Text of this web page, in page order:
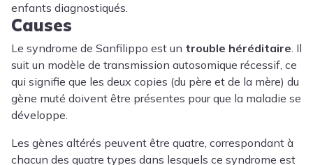
enfants diagnostiqués.
Causes
Le syndrome de Sanfilippo est un trouble héréditaire. Il
suit un modèle de transmission autosomique récessif, ce
qui signifie que les deux copies (du père et de la mère) du
gène muté doivent être présentes pour que la maladie se
développe.
Les gènes altérés peuvent être quatre, correspondant à
chacun des quatre types dans lesquels ce syndrome est